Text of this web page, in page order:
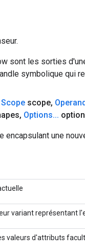
sont les sorties
symbolique qui
Scope scope,
, Options...
encapsulant une
variant représentant
valeurs d'attributs